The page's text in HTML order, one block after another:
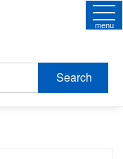
Search
menu